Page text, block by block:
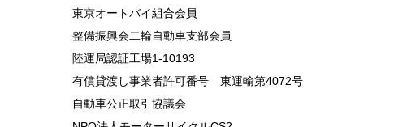
東京オートバイ組合会員
整備振興会二輪自動車支部会員
陸運局認証工場1-10193
有償貸渡し事業者許可番号 東運輸第4072号
自動車公正取引協議会